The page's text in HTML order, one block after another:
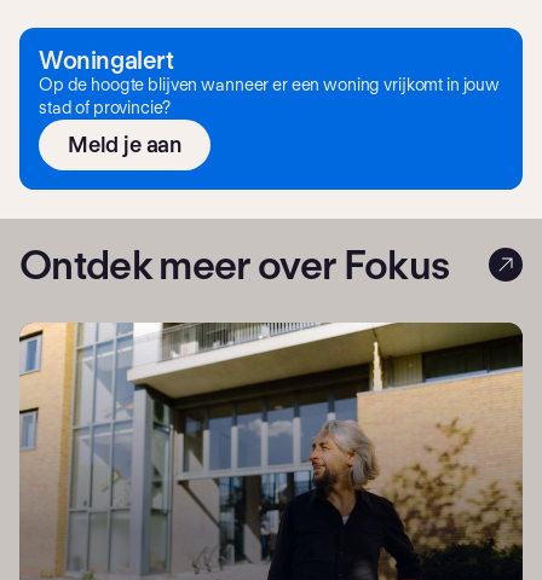
Woningalert
Op de hoogte blijven wanneer er een woning vrijkomt in jouw
stad of provincie?
Meld je aan
Ontdek meer over Fokus